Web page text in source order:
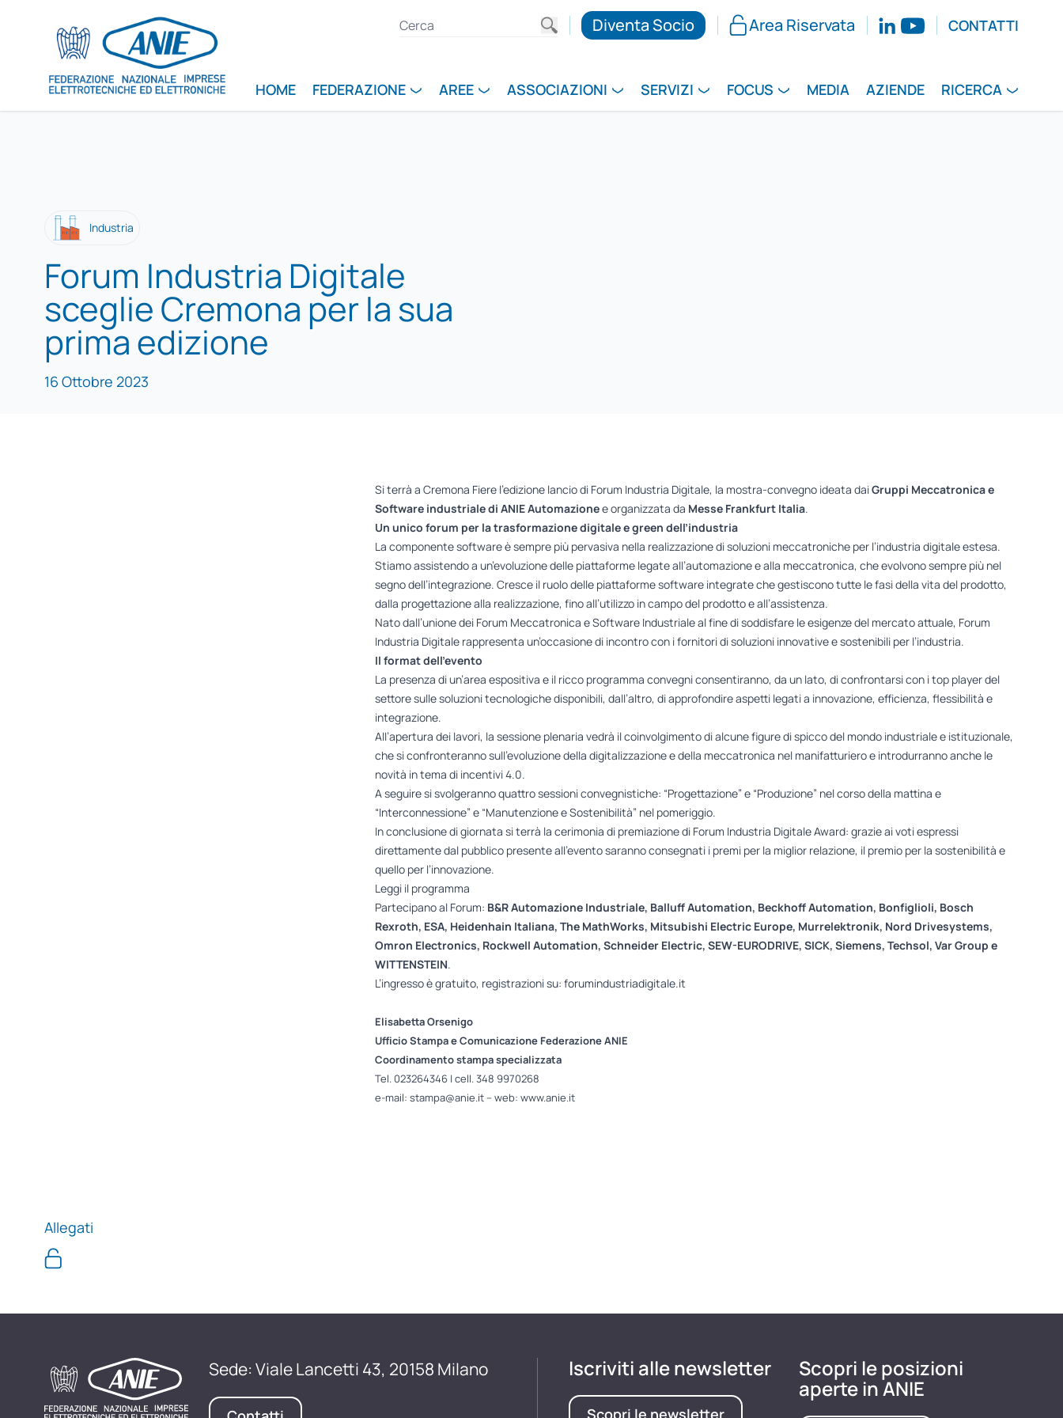
Diventa Socio Area Riservata CONTATTI
HOME FEDERAZIONE AREE ASSOCIAZIONI SERVIZI FOCUS MEDIA AZIENDE RICERCA
Industria
Forum Industria Digitale
sceglie Cremona per la sua
prima edizione
16 Ottobre 2023
Si terrà a Cremona Fiere l’edizione lancio di Forum Industria Digitale, la mostra-convegno ideata daiGruppi Meccatronica e
Software industriale di ANIE Automazionee organizzata da Messe Frankfurt Italia.
Un unico forum per la trasformazione digitale e green dell’industria
La componente software è sempre più pervasiva nella realizzazione di soluzioni meccatroniche per l’industria digitale estesa.
Stiamo assistendo a un’evoluzione delle piattaforme legate all’automazione e alla meccatronica, che evolvono sempre più nel
segno dell’integrazione. Cresce il ruolo delle piattaforme software integrate che gestiscono tutte le fasi della vita del prodotto,
dalla progettazione alla realizzazione, fino all’utilizzo in campo del prodotto e all’assistenza.
Nato dall’unione dei Forum Meccatronica e Software Industriale al fine di soddisfare le esigenze del mercato attuale, Forum
Industria Digitale rappresenta un’occasione di incontro con i fornitori di soluzioni innovative e sostenibili per l’industria.
Il format dell’evento
La presenza di un’area espositiva e il ricco programma convegni consentiranno, da un lato, di confrontarsi con i top player del
settore sulle soluzioni tecnologiche disponibili, dall’altro, di approfondire aspetti legati a innovazione, efficienza, flessibilità e
integrazione.
All’apertura dei lavori, la sessione plenaria vedrà il coinvolgimento di alcune figure di spicco del mondo industriale e istituzionale,
che si confronteranno sull’evoluzione della digitalizzazione e della meccatronica nel manifatturiero e introdurranno anche le
novità in tema di incentivi 4.0.
A seguire si svolgeranno quattro sessioni convegnistiche: “Progettazione” e “Produzione” nel corso della mattina e
“Interconnessione” e “Manutenzione e Sostenibilità” nel pomeriggio.
In conclusione di giornata si terrà la cerimonia di premiazione di Forum Industria Digitale Award: grazie ai voti espressi
direttamente dal pubblico presente all’evento saranno consegnati i premi per la miglior relazione, il premio per la sostenibilità e
quello per l’innovazione.
Leggi il programma
Partecipano al Forum: B&R Automazione Industriale, Balluff Automation, Beckhoff Automation, Bonfiglioli, Bosch
Rexroth, ESA, Heidenhain Italiana, The MathWorks, Mitsubishi Electric Europe, Murrelektronik, Nord Drivesystems,
Omron Electronics, Rockwell Automation, Schneider Electric, SEW-EURODRIVE, SICK, Siemens, Techsol, Var Group e
WITTENSTEIN.
L’ingresso è gratuito, registrazioni su: forumindustriadigitale.it
Elisabetta Orsenigo
Ufficio Stampa e Comunicazione Federazione ANIE
Coordinamento stampa specializzata
Tel. 023264346 | cell. 348 9970268
e-mail: stampa@anie.it – web: www.anie.it
Allegati
Sede: Viale Lancetti 43, 20158 Milano Iscriviti alle newsletter
Scopri le newsletter
Scopri le posizioni
aperte in ANIE